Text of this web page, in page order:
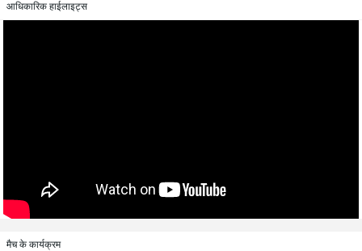
आधिकारिक हाईलाइट्स
मैच के कार्यक्रम